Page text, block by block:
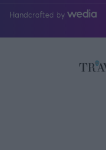
Handcrafted by